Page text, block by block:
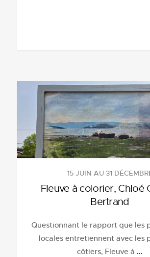
15 JUIN AU 31
Fleuve à colorier, Chloé
Bertrand
Questionnant le rapport que les
locales entretiennent avec les
côtiers, Fleuve à ...